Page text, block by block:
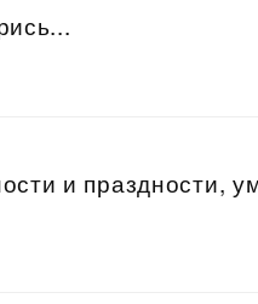
и праздности,